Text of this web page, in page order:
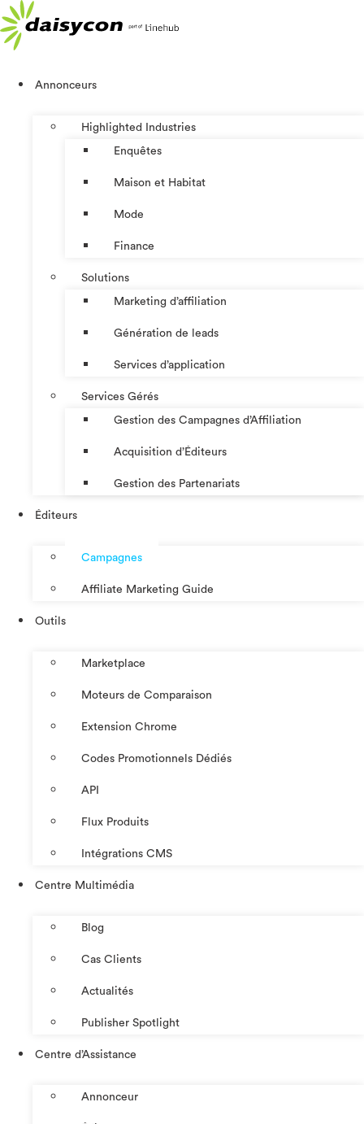
Aller
au
contenu
Annonceurs
Highlighted Industries
Enquêtes
Maison et Habitat
Mode
Finance
Solutions
Marketing d’affiliation
Génération de leads
Services d’application
Services Gérés
Gestion des Campagnes d’Affiliation​
Acquisition d’Éditeurs
Gestion des Partenariats
Éditeurs
Campagnes
Affiliate Marketing Guide
Outils
Marketplace
Moteurs de Comparaison
Extension Chrome
Codes Promotionnels Dédiés
API
Flux Produits
Intégrations CMS
Centre Multimédia
Blog
Cas Clients
Actualités
Publisher Spotlight
Centre d’Assistance
Annonceur